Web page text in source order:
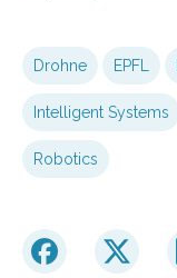
Drohne EPFL
Intelligent Systems
Robotics